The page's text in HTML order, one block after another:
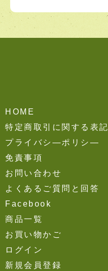
HOME
特定商取引に関する表記
プライバシ―ポリシ―
免責事項
お問い合わせ
よくあるご質問と回答
Facebook
商品一覧
お買い物かご
ログイン
新規会員登録